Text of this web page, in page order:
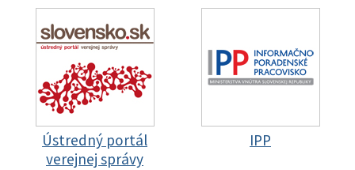
Ústredný portál
verejnej správy
IPP